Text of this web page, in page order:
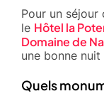
Pour un
le Hôtel la
Domaine de
une bonne
Quels